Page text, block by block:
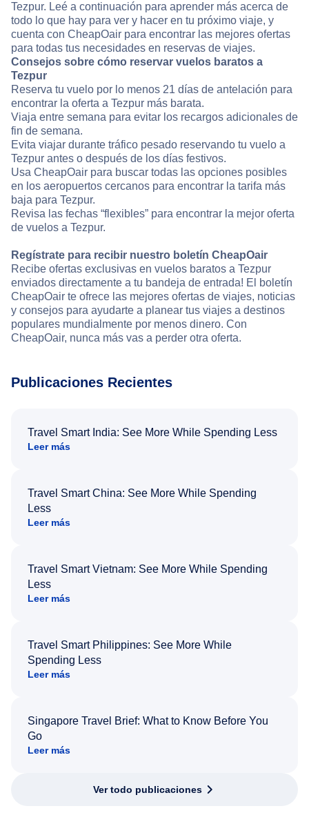
Tezpur. Leé a continuación para aprender más acerca de
todo lo que hay para ver y hacer en tu próximo viaje, y
cuenta con CheapOair para encontrar las mejores ofertas
para todas tus necesidades en reservas de viajes.
Consejos sobre cómo reservar vuelos baratos a
Tezpur
Reserva tu vuelo por lo menos 21 días de antelación para
encontrar la oferta a Tezpur más barata.
Viaja entre semana para evitar los recargos adicionales de
fin de semana.
Evita viajar durante tráfico pesado reservando tu vuelo a
Tezpur antes o después de los días festivos.
Usa CheapOair para buscar todas las opciones posibles
en los aeropuertos cercanos para encontrar la tarifa más
baja para Tezpur.
Revisa las fechas “flexibles” para encontrar la mejor oferta
de vuelos a Tezpur.
Regístrate para recibir nuestro boletín CheapOair
Recibe ofertas exclusivas en vuelos baratos a Tezpur
enviados directamente a tu bandeja de entrada! El boletín
CheapOair te ofrece las mejores ofertas de viajes, noticias
y consejos para ayudarte a planear tus viajes a destinos
populares mundialmente por menos dinero. Con
CheapOair, nunca más vas a perder otra oferta.
Publicaciones Recientes
Travel Smart India: See More While Spending Less
Leer más
Travel Smart China: See More While Spending
Less
Leer más
Travel Smart Vietnam: See More While Spending
Less
Leer más
Travel Smart Philippines: See More While
Spending Less
Leer más
Singapore Travel Brief: What to Know Before You
Go
Leer más
Ver todo publicaciones